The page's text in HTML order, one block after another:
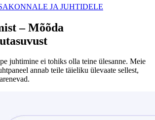
JA JUHTIDELE
– Mõõda
juhtimine ei tohiks olla teine ülesanne. Meie
annab teile täieliku ülevaate sellest,